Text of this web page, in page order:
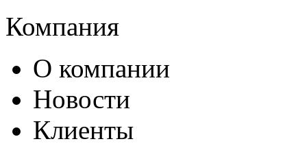
Компания
О компании
Новости
Клиенты